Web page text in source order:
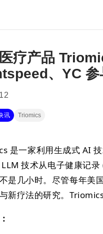
疗产品
、YC 参
讯 Triomics
是一家利用生成式 AI
技术从电子健康记
是几小时。尽管每年美
新疗法的研究。